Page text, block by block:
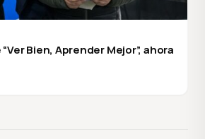
Bien, Aprender Mejor”, ahora